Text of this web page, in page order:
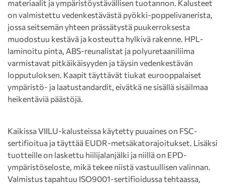
materiaalit ja ympäristöystävällisen tuotannon. Kalusteet
on valmistettu vedenkestävästä pyökki-poppelivanerista,
jossa seitsemän yhteen prässätystä puukerroksesta
muodostuu kestävä ja kosteutta hylkivä rakenne. HPL-
laminoitu pinta, ABS-reunalistat ja polyuretaaniliima
varmistavat pitkäikäisyyden ja täysin vedenkestävän
lopputuloksen. Kaapit täyttävät tiukat eurooppalaiset
ympäristö- ja laatustandardit, eivätkä ne sisällä sisäilmaa
heikentäviä päästöjä.
Kaikissa VIILU-kalusteissa käytetty puuaines on FSC-
sertifioitua ja täyttää EUDR-metsäkatorajoitukset. Lisäksi
tuotteille on laskettu hiilijalanjälki ja niillä on EPD-
ympäristöseloste, mikä tekee niistä vastuullisen valinnan.
Valmistus tapahtuu ISO9001-sertifioidussa tehtaassa,